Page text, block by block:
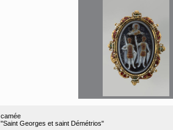
camée
"Saint Georges et saint Démétrios"